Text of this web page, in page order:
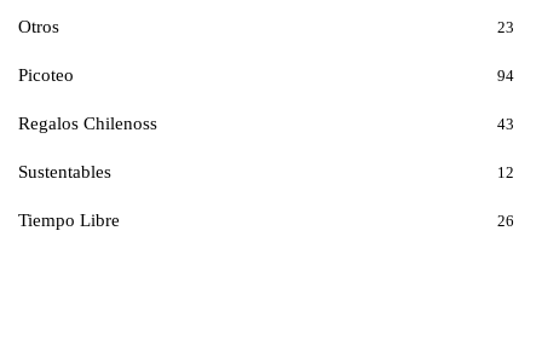
Otros 23
Picoteo 94
Regalos Chilenoss 43
Sustentables 12
Tiempo Libre 26